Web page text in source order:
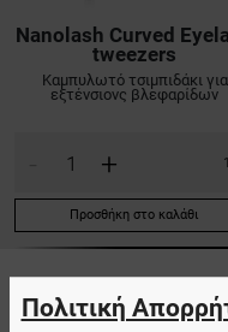
Nanolash Curved
tweezers
Καμπυλωτό τσιμπιδάκι για
εξτένσιονς βλεφαρίδων
+
Προσθήκη στο καλάθι
Πολιτική